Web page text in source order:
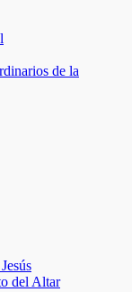
de la
del Altar